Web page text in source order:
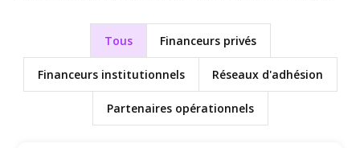
Tous Financeurs privés
Financeurs institutionnels Réseaux d'adhésion
Partenaires opérationnels